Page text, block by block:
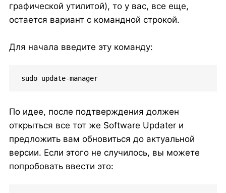
графической утилитой), то у вас, все еще,
остается вариант с командной строкой.
Для начала введите эту команду:
sudo update-manager
По идее, после подтверждения должен
открыться все тот же Software Updater и
предложить вам обновиться до актуальной
версии. Если этого не случилось, вы можете
попробовать ввести это: